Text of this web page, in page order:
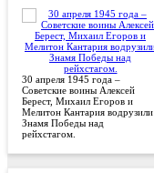
30 апреля 1945 года –
Советские воины Алексей
Берест, Михаил Егоров и
Мелитон Кантария водрузили
Знамя Победы над
рейхстагом.